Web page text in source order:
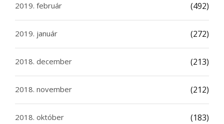
2019. február (492)
2019. január (272)
2018. december (213)
2018. november (212)
2018. október (183)